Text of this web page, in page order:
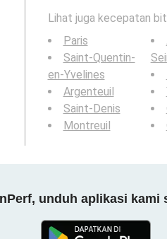
Lihat juga kecepatan
Paris
Saint-Quentin-
en-Yvelines
Argenteuil
Saint-Denis
Montreuil
unduh aplikasi kami